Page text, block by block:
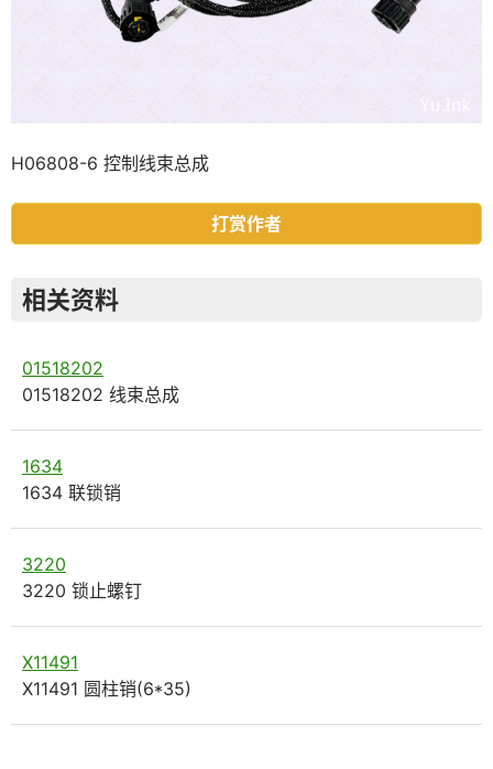
H06808-6 控制线束总成
打赏作者
相关资料
01518202
01518202 线束总成
1634
1634 联锁销
3220
3220 锁止螺钉
X11491
X11491 圆柱销(6*35)